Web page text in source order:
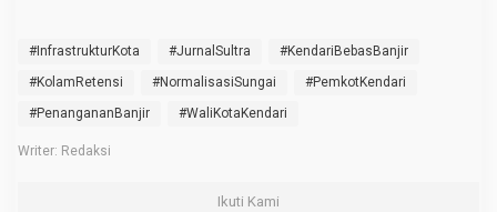
#InfrastrukturKota #JurnalSultra
#KendariBebasBanjir
#KolamRetensi
#NormalisasiSungai
#PemkotKendari
#PenangananBanjir
#WaliKotaKendari
Writer: Redaksi
Ikuti Kami